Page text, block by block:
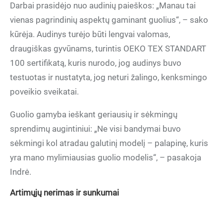
Darbai prasidėjo nuo audinių paieškos: „Manau tai
vienas pagrindinių aspektų gaminant guolius“, – sako
kūrėja. Audinys turėjo būti lengvai valomas,
draugiškas gyvūnams, turintis OEKO TEX STANDART
100 sertifikatą, kuris nurodo, jog audinys buvo
testuotas ir nustatyta, jog neturi žalingo, kenksmingo
poveikio sveikatai.
Guolio gamyba ieškant geriausių ir sėkmingų
sprendimų augintiniui: „Ne visi bandymai buvo
sėkmingi kol atradau galutinį modelį – palapinę, kuris
yra mano mylimiausias guolio modelis“, – pasakoja
Indrė.
Artimųjų nerimas ir sunkumai